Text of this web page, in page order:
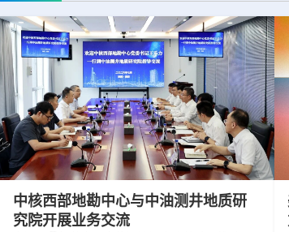
互...
中核西部地勘中心与中油测井地质研
究院开展业务交流